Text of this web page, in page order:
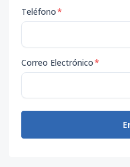
Teléfono*
Correo Electrónico*